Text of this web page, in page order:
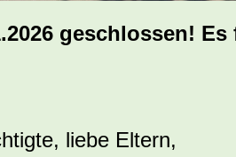
geschlossen!
liebe Eltern,